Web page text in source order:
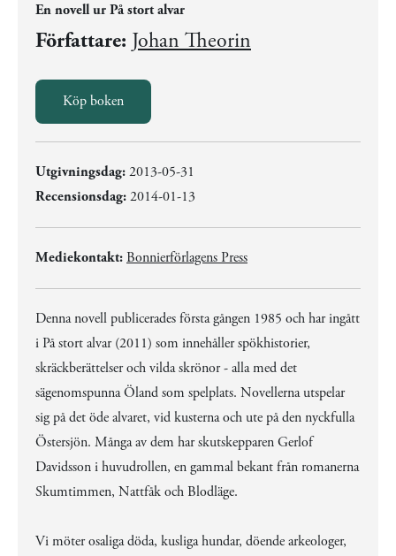
En novell ur På stort alvar
Författare: Johan Theorin
Köp boken
Utgivningsdag:2013-05-31
Recensionsdag:2014-01-13
Mediekontakt: Bonnierförlagens Press
Denna novell publicerades första gången 1985 och har ingått
i På stort alvar (2011) som innehåller spökhistorier,
skräckberättelser och vilda skrönor - alla med det
sägenomspunna Öland som spelplats. Novellerna utspelar
sig på det öde alvaret, vid kusterna och ute på den nyckfulla
Östersjön. Många av dem har skutskepparen Gerlof
Davidsson i huvudrollen, en gammal bekant från romanerna
Skumtimmen, Nattfåk och Blodläge.
Vi möter osaliga döda, kusliga hundar, döende arkeologer,